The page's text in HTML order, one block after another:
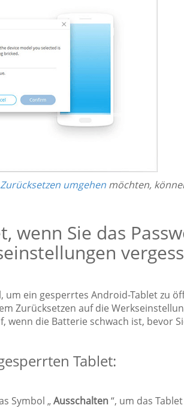
umgehen möchten,
wenn Sie das
ein gesperrtes Android-Tablet zu
Zurücksetzen auf die
wenn die Batterie schwach ist, bevor
Tablet:
Symbol „Ausschalten“, um das Tablet